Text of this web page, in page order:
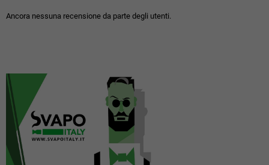
Ancora nessuna recensione da parte degli utenti.